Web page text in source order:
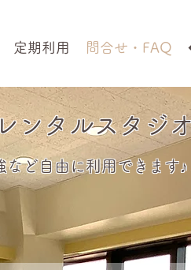
定期利用 問合せ・FAQ
ンタルスタジ
ど自由に利用できます♪